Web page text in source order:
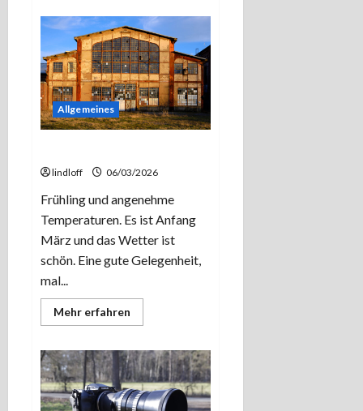
wieder
im
Harz-
Das
Idyll
im
Tischlertal.
Allgemeines
lindloff 06/03/2026
Frühling und angenehme
Temperaturen. Es ist Anfang
März und das Wetter ist
schön. Eine gute Gelegenheit,
mal...
Mehr erfahren
Informationen
mal
Licht!